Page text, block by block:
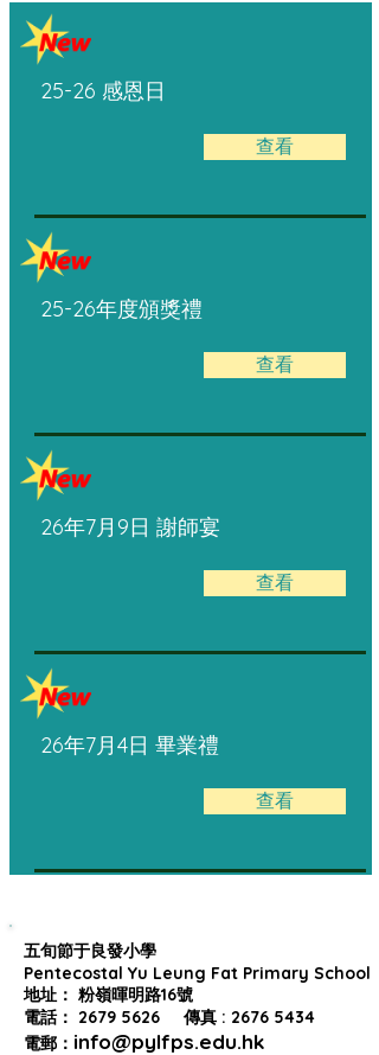
25-26 感恩日
查看
25-26年度頒獎禮
查看
26年7月9日 謝師宴
查看
26年7月4日 畢業禮
查看
五旬節于良發小學
Pentecostal Yu Leung Fat Primary School
地址： 粉嶺暉明路16號
電話： 2679 5626 傳真 : 2676 5434
電郵： info@pylfps.edu.hk